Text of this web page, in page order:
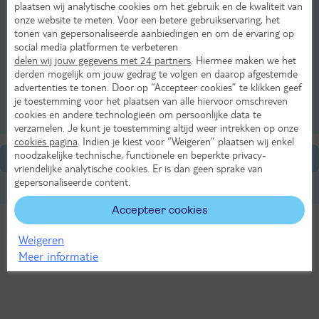
kustlijn zo gemaakt. Voor een rustmomentje zijn de deuren van
goede restaurants in de haven geopend voor een lekkere lunch of
diner. En vergeet niet om ’s avonds wanneer de zon in de zee is
gezakt, enkele foto’s te maken van de prachtig verlichte
vuurtoren.
Bekijk ons aanbod
Algemene informatie
Stranden in Chipiona
Bekijk ons aanbod
plaatsen wij analytische cookies om het gebruik en de kwaliteit van
onze website te meten. Voor een betere gebruikservaring, het
tonen van gepersonaliseerde aanbiedingen en om de ervaring op
social media platformen te verbeteren
delen wij jouw gegevens met 24 partners . Hiermee maken we het
derden mogelijk om jouw gedrag te volgen en daarop afgestemde
advertenties te tonen. Door op “Accepteer cookies” te klikken geef
je toestemming voor het plaatsen van alle hiervoor omschreven
cookies en andere technologieën om persoonlijke data te
verzamelen. Je kunt je toestemming altijd weer intrekken op onze
cookies pagina . Indien je kiest voor “Weigeren” plaatsen wij enkel
noodzakelijke technische, functionele en beperkte privacy-
vriendelijke analytische cookies. Er is dan geen sprake van
gepersonaliseerde content.
Accepteer cookies
Weigeren
Meer informatie